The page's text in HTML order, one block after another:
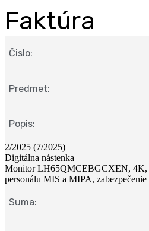
Faktúra
Čislo:
Predmet:
Popis:
2/2025 (7/2025)
Digitálna nástenka
Monitor LH65QMCEBGCXEN, 4K,
personálu MIS a MIPA,
Suma: